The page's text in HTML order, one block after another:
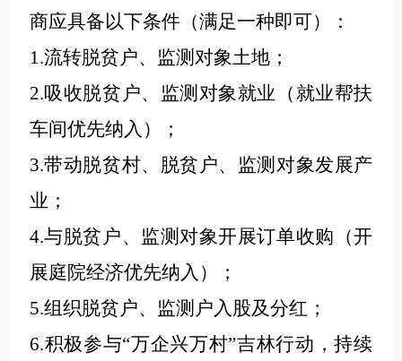
商应具备以下条件（满足一种即可）：
1.流转脱贫户、监测对象土地；
2.吸收脱贫户、监测对象就业（就业帮扶
车间优先纳入）；
3.带动脱贫村、脱贫户、监测对象发展产
业；
4.与脱贫户、监测对象开展订单收购（开
展庭院经济优先纳入）；
5.组织脱贫户、监测户入股及分红；
6.积极参与“万企兴万村”吉林行动，持续